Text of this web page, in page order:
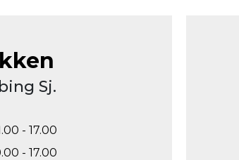
Sj.
- 17.00
- 17.00